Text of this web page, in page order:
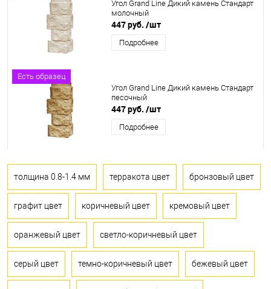
Угол Grand Line Дикий камень Стандарт
молочный
447 руб. /шт
Подробнее
Есть образец
Угол Grand Line Дикий камень Стандарт
песочный
447 руб. /шт
Подробнее
толщина 0.8-1.4 мм терракота цвет бронзовый цвет
графит цвет коричневый цвет кремовый цвет
оранжевый цвет светло-коричневый цвет
серый цвет темно-коричневый цвет бежевый цвет